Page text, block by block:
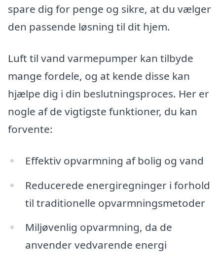
spare dig for penge og sikre, at du vælger
den passende løsning til dit hjem.
Luft til vand varmepumper kan tilbyde
mange fordele, og at kende disse kan
hjælpe dig i din beslutningsproces. Her er
nogle af de vigtigste funktioner, du kan
forvente:
Effektiv opvarmning af bolig og vand
Reducerede energiregninger i forhold
til traditionelle opvarmningsmetoder
Miljøvenlig opvarmning, da de
anvender vedvarende energi